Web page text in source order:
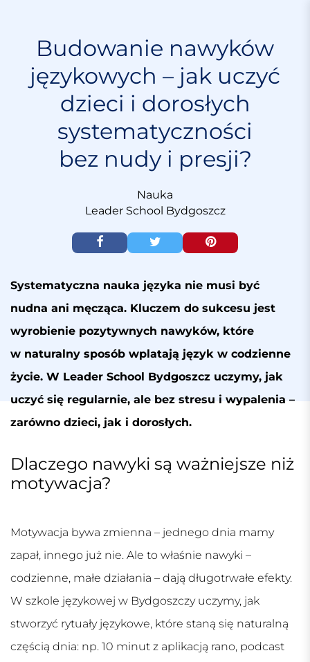
Budowanie nawyków
językowych – jak uczyć
dzieci i dorosłych
systematyczności
bez nudy i presji?
Nauka
Leader School Bydgoszcz
Systematyczna nauka języka nie musi być
nudna ani męcząca. Kluczem do sukcesu jest
wyrobienie pozytywnych nawyków, które
w naturalny sposób wplatają język w codzienne
życie. W Leader School Bydgoszcz uczymy, jak
uczyć się regularnie, ale bez stresu i wypalenia –
zarówno dzieci, jak i dorosłych.
Dlaczego nawyki są ważniejsze niż
motywacja?
Motywacja bywa zmienna – jednego dnia mamy
zapał, innego już nie. Ale to właśnie nawyki –
codzienne, małe działania – dają długotrwałe efekty.
W szkole językowej w Bydgoszczyuczymy, jak
stworzyć rytuały językowe, które staną się naturalną
częścią dnia: np. 10 minut z aplikacją rano, podcast